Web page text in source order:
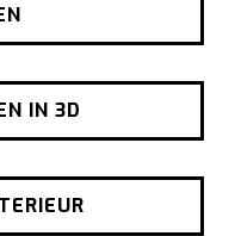
IN 3D